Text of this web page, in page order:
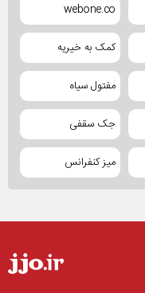
webone.co
کمک به خیریه
مفتول سیاه
جک سقفی
میز کنفرانس